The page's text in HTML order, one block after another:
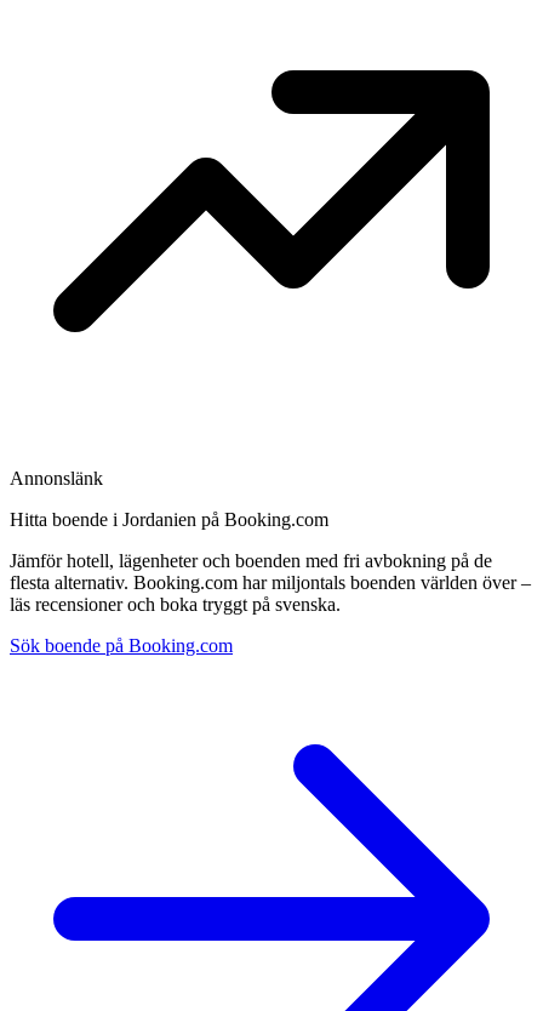
Annonslänk
Hitta boende i Jordanien på Booking.com
Jämför hotell, lägenheter och boenden med fri avbokning på de
flesta alternativ. Booking.com har miljontals boenden världen över –
läs recensioner och boka tryggt på svenska.
Sök boende på Booking.com